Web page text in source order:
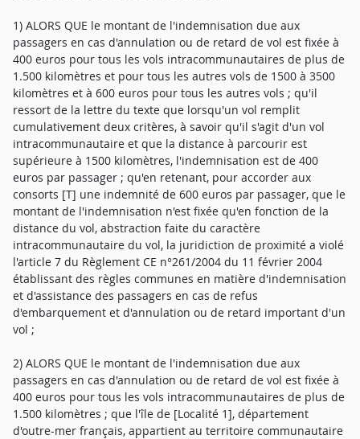
1) ALORS QUE le montant de l'indemnisation due aux
passagers en cas d'annulation ou de retard de vol est fixée à
400 euros pour tous les vols intracommunautaires de plus de
1.500 kilomètres et pour tous les autres vols de 1500 à 3500
kilomètres et à 600 euros pour tous les autres vols ; qu'il
ressort de la lettre du texte que lorsqu'un vol remplit
cumulativement deux critères, à savoir qu'il s'agit d'un vol
intracommunautaire et que la distance à parcourir est
supérieure à 1500 kilomètres, l'indemnisation est de 400
euros par passager ; qu'en retenant, pour accorder aux
consorts [T] une indemnité de 600 euros par passager, que le
montant de l'indemnisation n'est fixée qu'en fonction de la
distance du vol, abstraction faite du caractère
intracommunautaire du vol, la juridiction de proximité a violé
l'article 7 du Règlement CE n°261/2004 du 11 février 2004
établissant des règles communes en matière d'indemnisation
et d'assistance des passagers en cas de refus
d'embarquement et d'annulation ou de retard important d'un
vol ;
2) ALORS QUE le montant de l'indemnisation due aux
passagers en cas d'annulation ou de retard de vol est fixée à
400 euros pour tous les vols intracommunautaires de plus de
1.500 kilomètres ; que l'île de [Localité 1], département
d'outre-mer français, appartient au territoire communautaire